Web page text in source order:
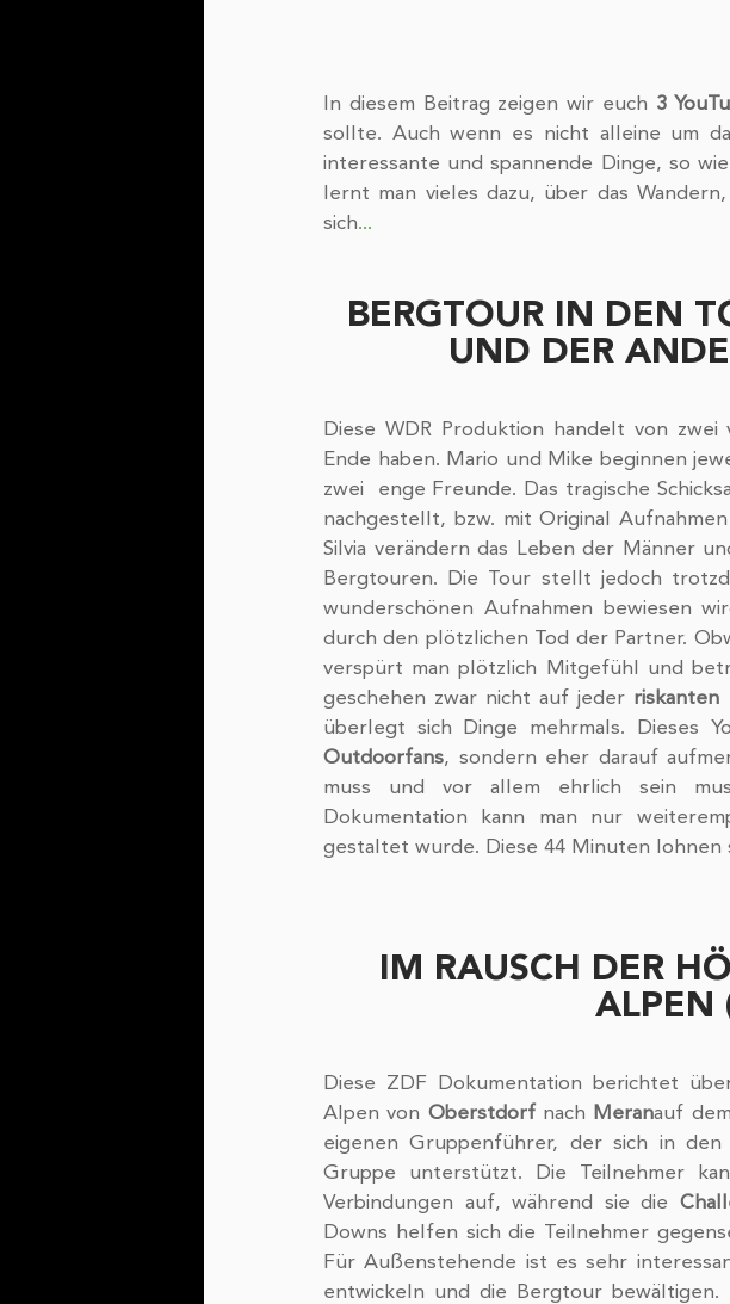
In diesem Beitrag zeigen wir euch 3
sollte. Auch wenn es nicht alleine um
interessante und spannende Dinge, so wie
lernt man vieles dazu, über das
sich...
BERGTOUR IN DEN
UND DER
Diese WDR Produktion handelt von zwei
Ende haben. Mario und Mike beginnen
zwei  enge Freunde. Das tragische
nachgestellt, bzw. mit Original
Silvia verändern das Leben der Männer
Bergtouren. Die Tour stellt jedoch
wunderschönen Aufnahmen bewiesen
durch den plötzlichen Tod der Partner.
verspürt man plötzlich Mitgefühl und
geschehen zwar nicht auf jeder riskanten
Outdoorfans, sondern eher darauf
muss und vor allem ehrlich sein
Dokumentation kann man nur
gestaltet wurde. Diese 44 Minuten lohnen
IM RAUSCH DER
ALPEN
Diese ZDF Dokumentation berichtet
Alpen von Oberstdorf nach Meranauf
eigenen Gruppenführer, der sich in
Gruppe unterstützt. Die Teilnehmer
Verbindungen auf, während sie die
Downs helfen sich die Teilnehmer
Für Außenstehende ist es sehr
entwickeln und die Bergtour bewältigen.